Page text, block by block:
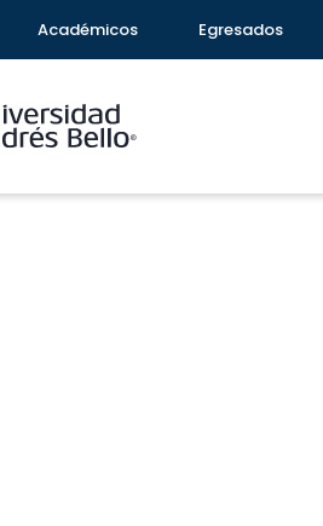
Académicos Egresados